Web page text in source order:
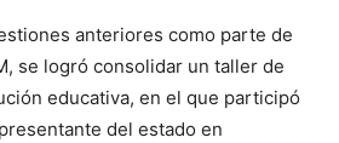
anteriores como parte de
se logró consolidar un taller de
educativa, en el que participó
del estado en